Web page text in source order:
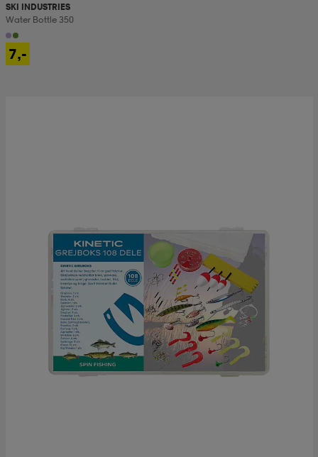
SKI INDUSTRIES
Water Bottle 350
7,-